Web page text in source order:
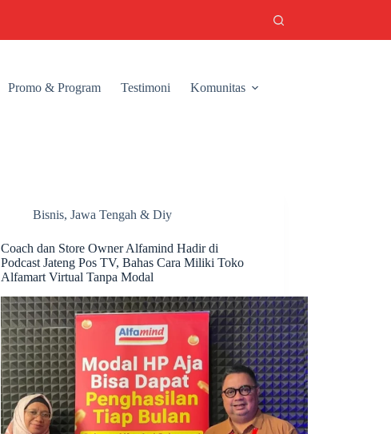
Promo & Program Testimoni Komunitas
Bisnis,Jawa Tengah & Diy
Coach dan Store Owner Alfamind Hadir di
Podcast Jateng Pos TV, Bahas Cara Miliki Toko
Alfamart Virtual Tanpa Modal